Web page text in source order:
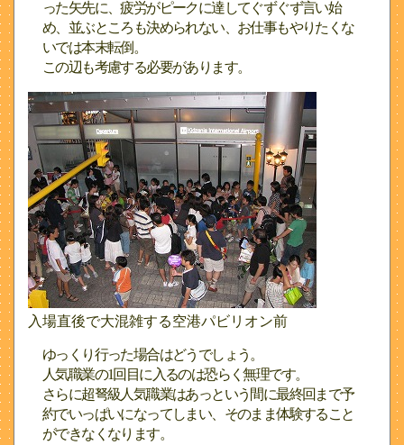
った矢先に、疲労がピークに達してぐずぐず言い始
め、並ぶところも決められない、お仕事もやりたくな
いでは本末転倒。
この辺も考慮する必要があります。
入場直後で大混雑する空港パビリオン前
ゆっくり行った場合はどうでしょう。
人気職業の1回目に入るのは恐らく無理です。
さらに超弩級人気職業はあっという間に最終回まで予
約でいっぱいになってしまい、そのまま体験すること
ができなくなります。